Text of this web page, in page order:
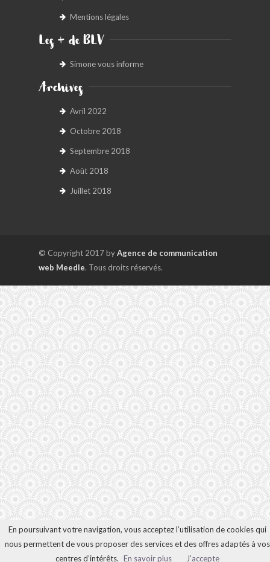
Mentions légales
Les + de BLV
Simone vous informe
Archives
Avril 2022
Octobre 2018
Septembre 2018
Août 2018
Juillet 2018
© Copyright 2017 byAgence de communication
web Meedle. Tous droits réservés.
En poursuivant votre navigation, vous acceptez l’utilisation de cookies qui
nous permettent de vous proposer des services et des offres adaptés à vos
centres d’intérêts. En savoir plus J'accepte